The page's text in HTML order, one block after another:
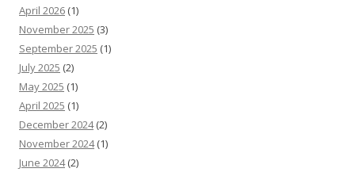
April 2026 (1)
November 2025 (3)
September 2025 (1)
July 2025 (2)
May 2025 (1)
April 2025 (1)
December 2024(2)
November 2024(1)
June 2024(2)